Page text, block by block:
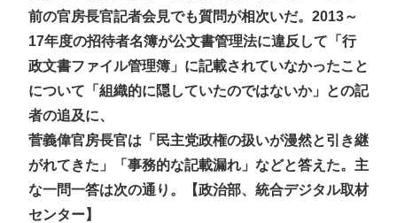
前の官房長官記者会見でも質問が相次いだ。2013～
17年度の招待者名簿が公文書管理法に違反して「行
政文書ファイル管理簿」に記載されていなかったこと
について「組織的に隠していたのではないか」との記
者の追及に、
菅義偉官房長官は「民主党政権の扱いが漫然と引き継
がれてきた」「事務的な記載漏れ」などと答えた。主
な一問一答は次の通り。【政治部、統合デジタル取材
センター】